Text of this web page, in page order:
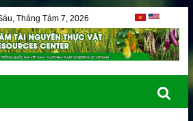
Tháng Tám 7, 2026